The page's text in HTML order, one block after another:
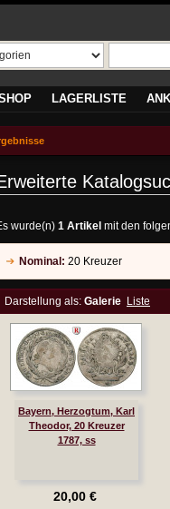
LAGERLISTE
wurde(n) 1 Artikel mit den
Nominal: 20 Kreuzer
Darstellung als: Galerie Liste
Bayern, Herzogtum, Karl
Theodor, 20 Kreuzer
1787, ss
20,00 €